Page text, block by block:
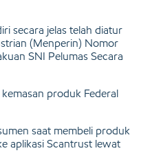
secara jelas telah diatur
(Menperin) Nomor
SNI Pelumas Secara
produk Federal
saat membeli produk
aplikasi Scantrust lewat